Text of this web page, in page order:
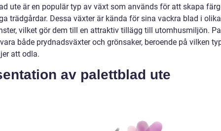
ute är en populär typ av växt som används för att skapa
trädgårdar. Dessa växter är kända för sina vackra blad i
vilket gör dem till en attraktiv tillägg till utomhusmiljön.
både prydnadsväxter och grönsaker, beroende på vilken
att odla.
av palettblad ute